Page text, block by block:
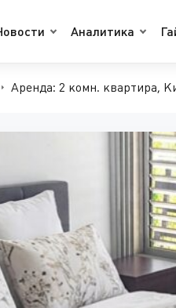
Аналитика
Аренда: 2 комн. квартира,